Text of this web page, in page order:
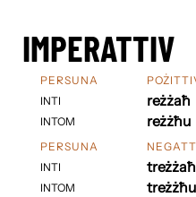
IMPERATTIV
PERSUNA
INTI
INTOM
reżżaħ
reżżħu
PERSUNA
INTI
INTOM